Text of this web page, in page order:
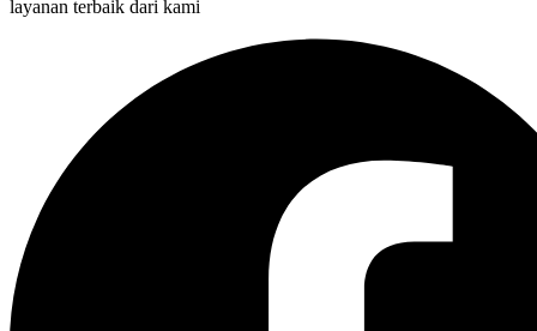
layanan terbaik dari kami